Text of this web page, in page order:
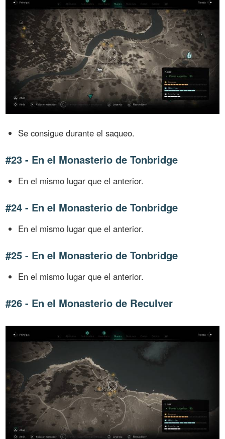
Se consigue durante el saqueo.
#23 - En el Monasterio de Tonbridge
En el mismo lugar que el anterior.
#24 - En el Monasterio de Tonbridge
En el mismo lugar que el anterior.
#25 - En el Monasterio de Tonbridge
En el mismo lugar que el anterior.
#26 - En el Monasterio de Reculver